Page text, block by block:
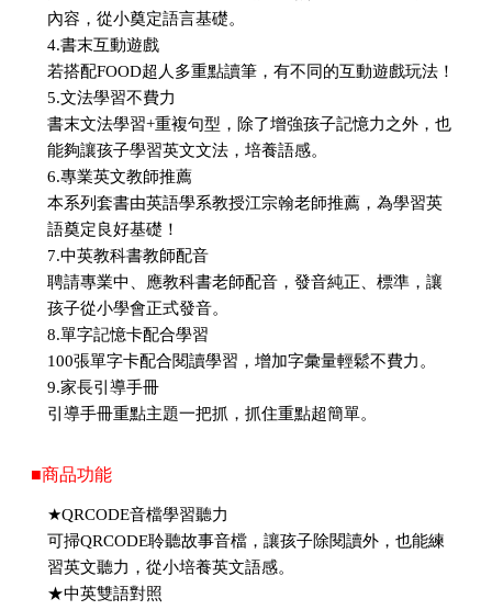
內容，從小奠定語言基礎。
4.書末互動遊戲
若搭配FOOD超人多重點讀筆，有不同的互動遊戲玩法！
5.文法學習不費力
書末文法學習+重複句型，除了增強孩子記憶力之外，也
能夠讓孩子學習英文文法，培養語感。
6.專業英文教師推薦
本系列套書由英語學系教授江宗翰老師推薦，為學習英
語奠定良好基礎！
7.中英教科書教師配音
聘請專業中、應教科書老師配音，發音純正、標準，讓
孩子從小學會正式發音。
8.單字記憶卡配合學習
100張單字卡配合閱讀學習，增加字彙量輕鬆不費力。
9.家長引導手冊
引導手冊重點主題一把抓，抓住重點超簡單。
■商品功能
★QRCODE音檔學習聽力
可掃QRCODE聆聽故事音檔，讓孩子除閱讀外，也能練
習英文聽力，從小培養英文語感。
★中英雙語對照